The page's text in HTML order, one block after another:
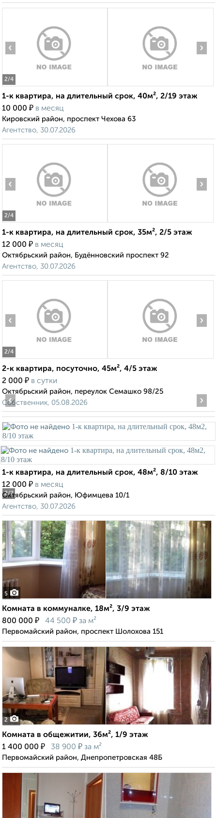
2/4
‹ ›
1-к квартира, на длительный срок, 40м², 2/19 этаж
10 000 ₽ в месяц
Кировский район, проспект Чехова 63
Агентство, 30.07.2026
2/4
‹ ›
1-к квартира, на длительный срок, 35м², 2/5 этаж
12 000 ₽ в месяц
Октябрьский район, Будённовский проспект 92
Агентство, 30.07.2026
2/4
‹ ›
2-к квартира, посуточно, 45м², 4/5 этаж
2 000 ₽ в сутки
Октябрьский район, переулок Семашко 98/25
Собственник, 05.08.2026
2/7
‹ ›
1-к квартира, на длительный срок, 48м², 8/10 этаж
12 000 ₽ в месяц
Октябрьский район, Юфимцева 10/1
Агентство, 30.07.2026
5
Комната в коммуналке, 18м², 3/9 этаж
800 000 ₽ 44 500 ₽ за м²
Первомайский район, проспект Шолохова 151
2
Комната в общежитии, 36м², 1/9 этаж
1 400 000 ₽ 38 900 ₽ за м²
Первомайский район, Днепропетровская 48Б